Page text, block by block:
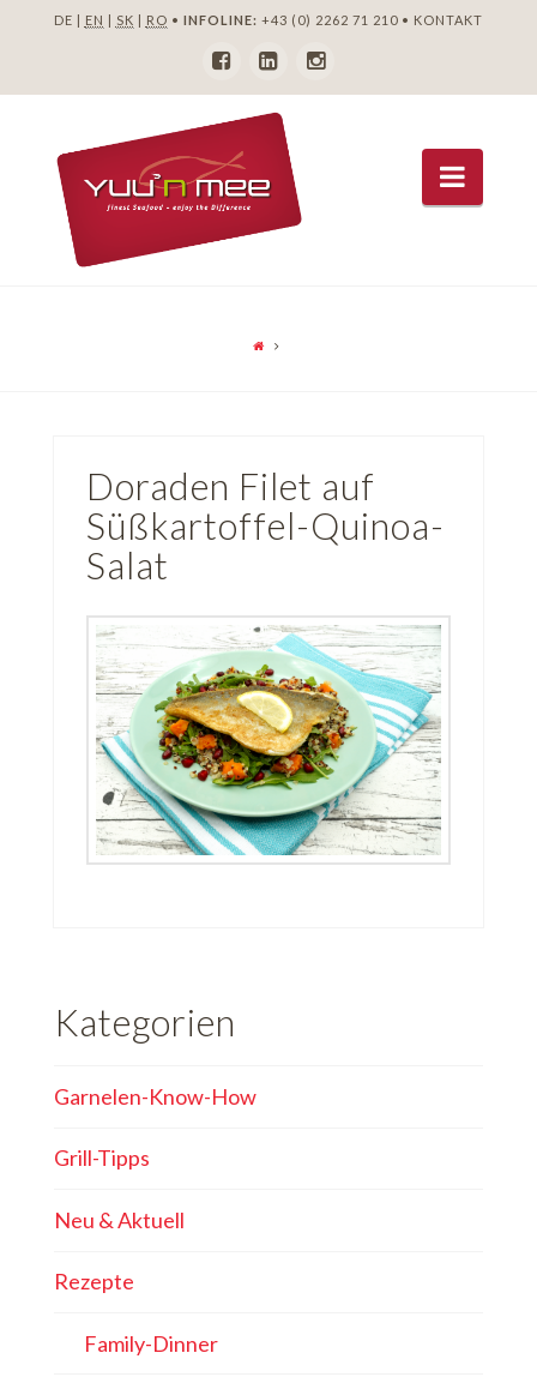
DE | EN | SK | RO • INFOLINE: +43 (0) 2262 71 210• KONTAKT
Doraden Filet auf
Süßkartoffel-Quinoa-
Salat
Kategorien
Garnelen-Know-How
Grill-Tipps
Neu & Aktuell
Rezepte
Family-Dinner